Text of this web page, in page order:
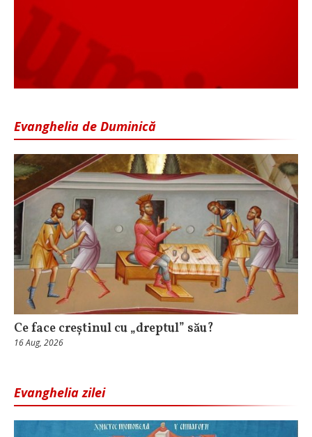
Evanghelia de Duminică
Ce face creștinul cu „dreptul” său?
16 Aug, 2026
Evanghelia zilei